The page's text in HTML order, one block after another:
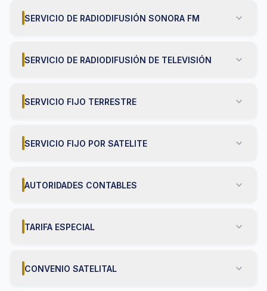
SERVICIO DE RADIODIFUSIÓN SONORA FM expand_more
SERVICIO DE RADIODIFUSIÓN DE TELEVISIÓN expand_more
SERVICIO FIJO TERRESTRE expand_more
SERVICIO FIJO POR SATELITE expand_more
AUTORIDADES CONTABLES expand_more
TARIFA ESPECIAL expand_more
CONVENIO SATELITAL expand_more